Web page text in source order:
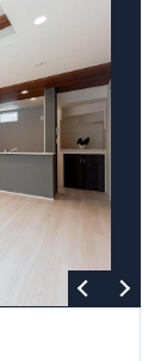
タリーirodori
産税の減額期間
耐震性。 地震保
実際の
​